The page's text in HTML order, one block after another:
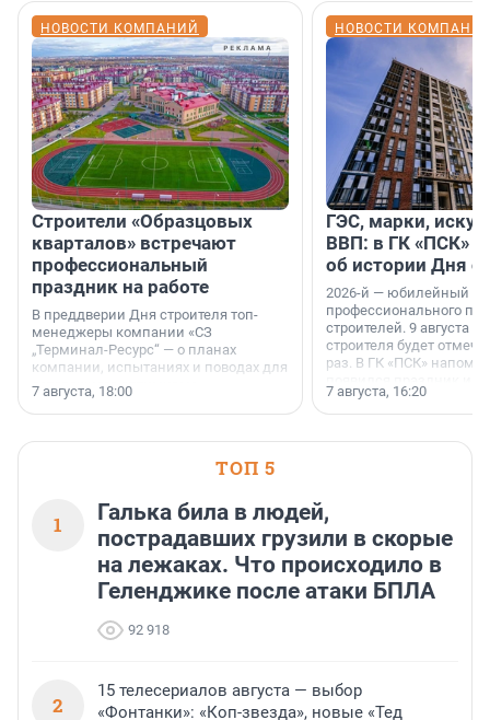
НОВОСТИ КОМПАНИЙ
Строители «Образцовых
кварталов» встречают
профессиональный
праздник на работе
В преддверии Дня строителя топ-
менеджеры компании «СЗ
„Терминал-Ресурс“ — о планах
компании, испытаниях и поводах для
осторожного оптимизма.
7 августа, 18:00
НОВОСТИ
ГЭС, марки,
ВВП: в ГК «ПСК»
об истории Дня
2026-й — юбилейный
профессионального
строителей. 9 августа
строителя будет
раз. В ГК «ПСК»
поменялась роль
7 августа, 16:20
ТОП 5
1
Галька била в людей,
пострадавших грузили в скорые
на лежаках. Что происходило в
Геленджике после атаки БПЛА
92 918
2
15 телесериалов августа — выбор
«Фонтанки»: «Коп-звезда», новые «Тед